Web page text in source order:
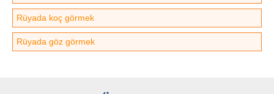
Rüyada koç görmek
Rüyada göz görmek